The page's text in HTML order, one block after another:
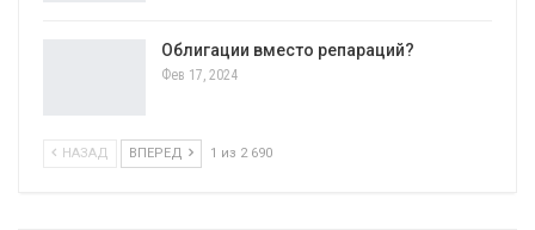
Облигации вместо репараций?
Фев 17, 2024
НАЗАД ВПЕРЕД 1 из 2 690